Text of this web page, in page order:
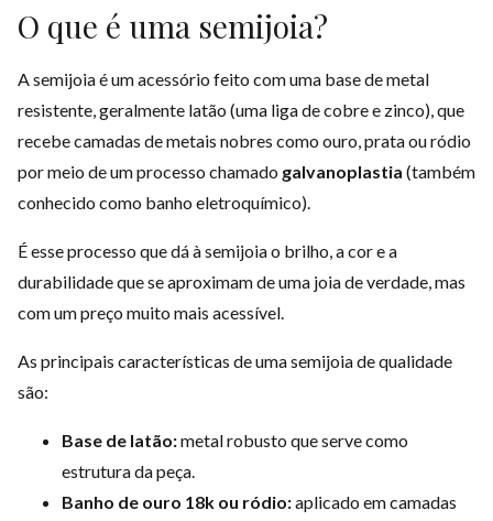
O que é uma semijoia?
A semijoia é um acessório feito com uma base de metal
resistente, geralmente latão (uma liga de cobre e zinco), que
recebe camadas de metais nobres como ouro, prata ou ródio
por meio de um processo chamado galvanoplastia (também
conhecido como banho eletroquímico).
É esse processo que dá à semijoia o brilho, a cor e a
durabilidade que se aproximam de uma joia de verdade, mas
com um preço muito mais acessível.
As principais características de uma semijoia de qualidade
são:
Base de latão:metal robusto que serve como
estrutura da peça.
Banho de ouro 18k ou ródio:aplicado em camadas